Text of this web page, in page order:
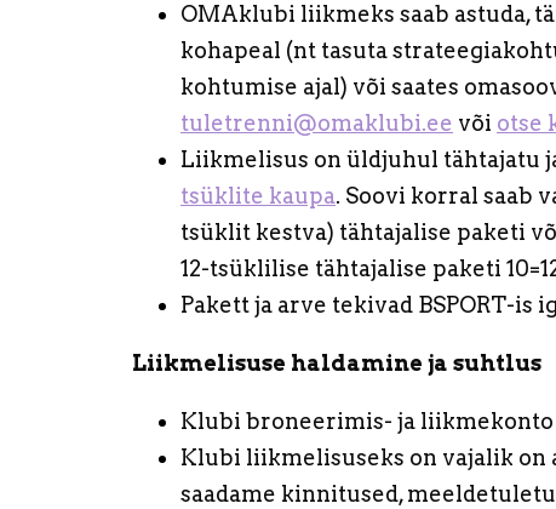
OMAklubi liikmeks saab astuda,
kohapeal (nt tasuta
kohtumise ajal) või saates
tuletrenni@omaklubi.ee või otse
Liikmelisus on üldjuhul tähtajatu
tsüklite kaupa. Soovi korral saab
tsüklit kestva) tähtajalise paketi
12-tsüklilise tähtajalise paketi
Pakett ja arve tekivad BSPORT-is
Liikmelisuse haldamine ja suhtlus
Klubi broneerimis- ja liikmekonto
Klubi liikmelisuseks on vajalik on
saadame kinnitused,